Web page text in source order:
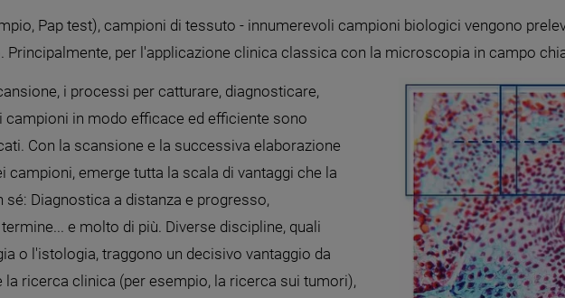
Pap test), campioni di tessuto - innumerevoli campioni biologici vengono
Principalmente, per l'applicazione clinica classica con la microscopia in campo
i processi per catturare, diagnosticare,
campioni in modo efficace ed efficiente sono
Con la scansione e la successiva elaborazione
campioni, emerge tutta la scala di vantaggi che la
Diagnostica a distanza e progresso,
e molto di più. Diverse discipline, quali
o l'istologia, traggono un decisivo vantaggio da
la ricerca clinica (per esempio, la ricerca sui tumori),